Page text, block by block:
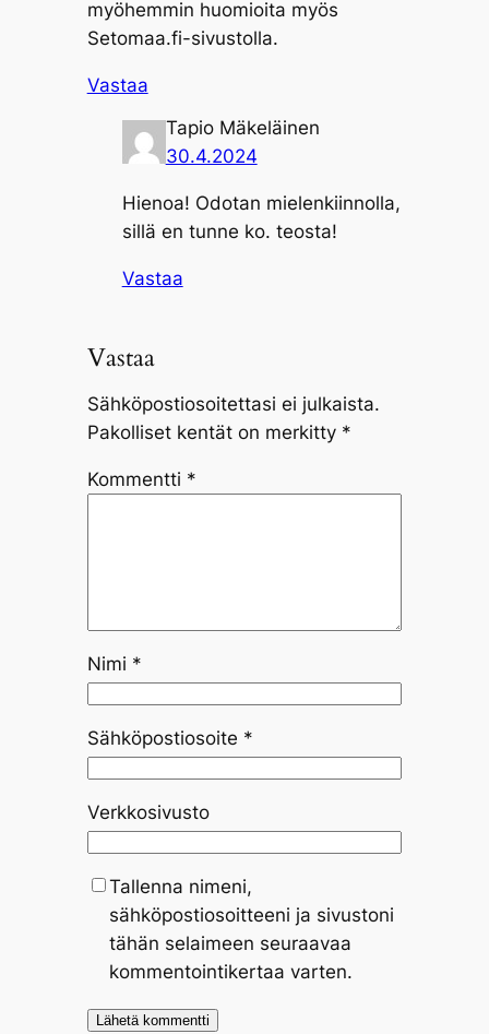
myöhemmin huomioita myös
Setomaa.fi-sivustolla.
Vastaa
Tapio Mäkeläinen
30.4.2024
Hienoa! Odotan mielenkiinnolla,
sillä en tunne ko. teosta!
Vastaa
Vastaa
Sähköpostiosoitettasi ei julkaista.
Pakolliset kentät on merkitty *
Kommentti *
Nimi *
Sähköpostiosoite *
Verkkosivusto
Tallenna nimeni,
sähköpostiosoitteeni ja sivustoni
tähän selaimeen seuraavaa
kommentointikertaa varten.